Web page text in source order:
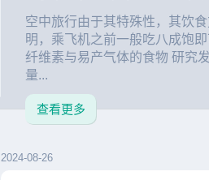
空中旅行由于其特殊性，其饮
明，乘飞机之前一般吃八成饱
纤维素与易产气体的食物 研究
量...
查看更多
2024-08-26